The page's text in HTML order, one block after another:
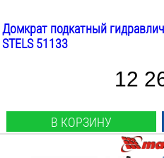
Домкрат подкатный
STELS 51133
12
В КОРЗИНУ